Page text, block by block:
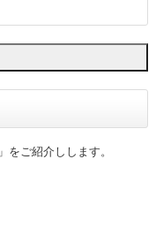
をご紹介しします。